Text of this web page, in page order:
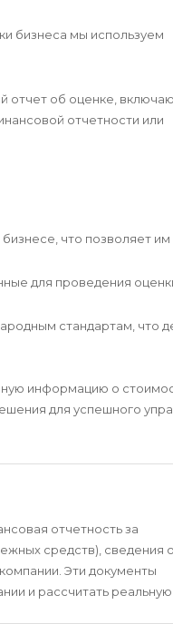
бизнеса мы используем
отчет об оценке,
отчетности или
что позволяет им
для проведения
стандартам, что
информацию о
для успешного
отчетность за
средств), сведения о
Эти документы
и рассчитать реальную